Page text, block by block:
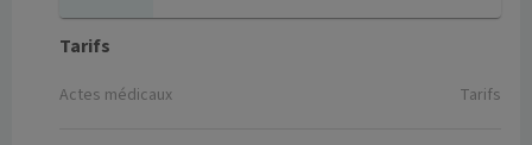
Tarifs
Actes médicaux Tarifs